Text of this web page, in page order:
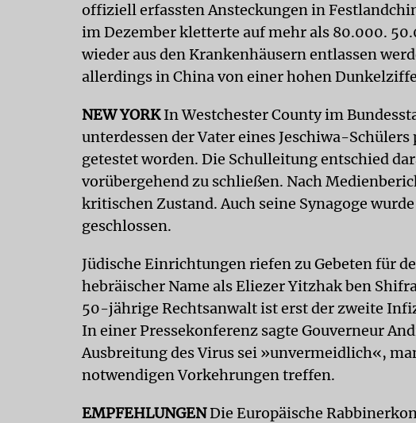
offiziell erfassten Ansteckungen in
im Dezember kletterte auf mehr als 80.000.
wieder aus den Krankenhäusern entlassen
allerdings in China von einer hohen
NEW YORKIn Westchester County im
unterdessen der Vater eines Jeschiwa-
getestet worden. Die Schulleitung entschied
vorübergehend zu schließen. Nach
kritischen Zustand. Auch seine Synagoge
geschlossen.
Jüdische Einrichtungen riefen zu Gebeten für
hebräischer Name als Eliezer Yitzhak ben
50-jährige Rechtsanwalt ist erst der zweite
In einer Pressekonferenz sagte Gouverneur
Ausbreitung des Virus sei »unvermeidlich«,
notwendigen Vorkehrungen treffen.
EMPFEHLUNGENDie Europäische